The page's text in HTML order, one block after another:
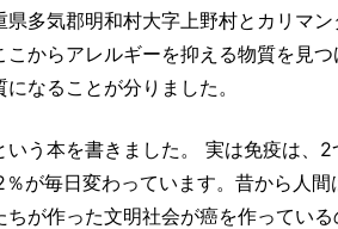
多気郡明和村大字上野村とカリマ
からアレルギーを抑える物質を見
なることが分りました。
いう本を書きました。 実は免疫は、
が毎日変わっています。昔から人
が作った文明社会が癌を作ってい